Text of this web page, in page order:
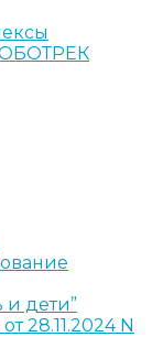
дети”
28.11.2024 N